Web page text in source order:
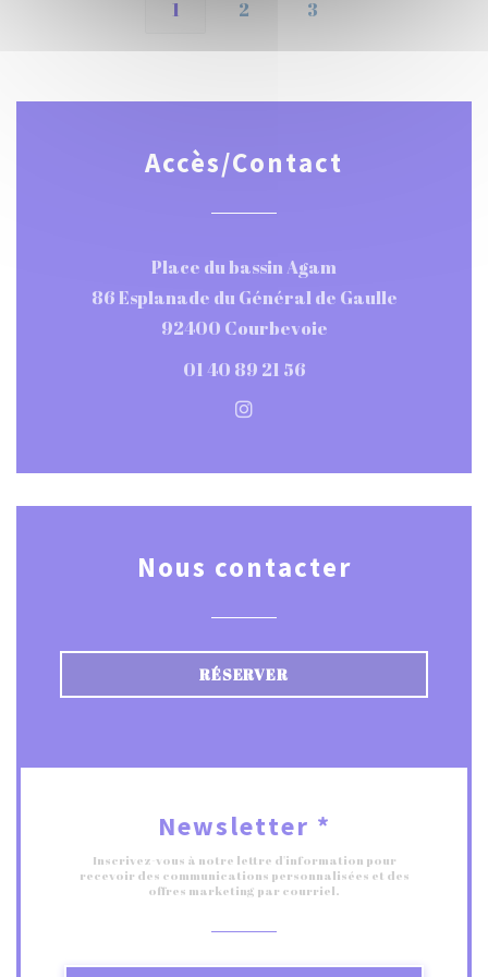
1 2 3
Accès/Contact
Place du bassin Agam
86 Esplanade du Général de Gaulle
92400 Courbevoie((ouvre une
01 40 89 21 56
Instagram ((ouvre une
Nous contacter
RÉSERVER
Newsletter *
Inscrivez-vous à notre lettre d'information pour
recevoir des communications personnalisées et des
offres marketing par courriel.